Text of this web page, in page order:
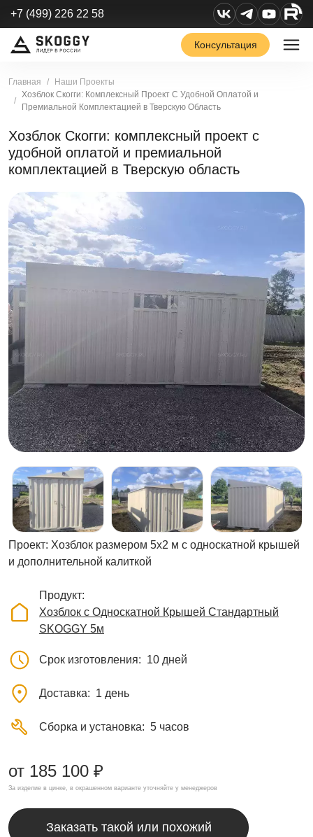
+7 (499) 226 22 58
Консультация
Главная
Наши Проекты
Хозблок Скогги: Комплексный Проект С Удобной Оплатой и
Премиальной Комплектацией в Тверскую Область
Хозблок Скогги: комплексный проект с
удобной оплатой и премиальной
комплектацией в Тверскую область
Проект: Хозблок размером 5х2 м с односкатной крышей
и дополнительной калиткой
Продукт
Хозблок с Односкатной Крышей Стандартный
SKOGGY 5м
Срок изготовления 10 дней
Доставка 1 день
Сборка и установка 5 часов
от 185 100 ₽
За изделие в цинке, в окрашенном варианте уточняйте у менеджеров
Заказать такой или похожий